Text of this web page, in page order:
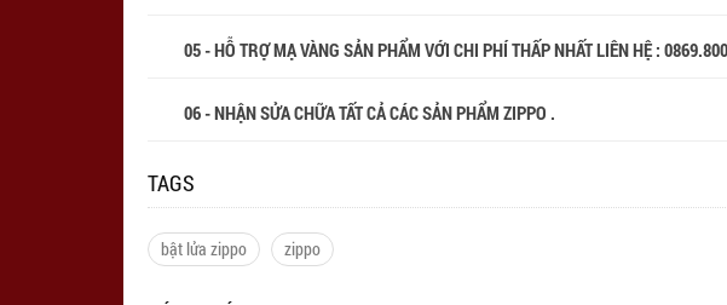
05 - HỖ TRỢ MẠ VÀNG SẢN PHẨM VỚI CHI PHÍ THẤP NHẤT LIÊN HỆ :
06 - NHẬN SỬA CHỮA TẤT CẢ CÁC SẢN PHẨM ZIPPO .
TAGS
bật lửa zippo zippo